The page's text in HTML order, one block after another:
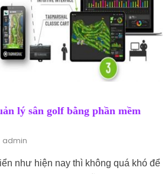
lý sân golf bằng phần mềm
Author
admin
như hiện nay thì không quá khó để